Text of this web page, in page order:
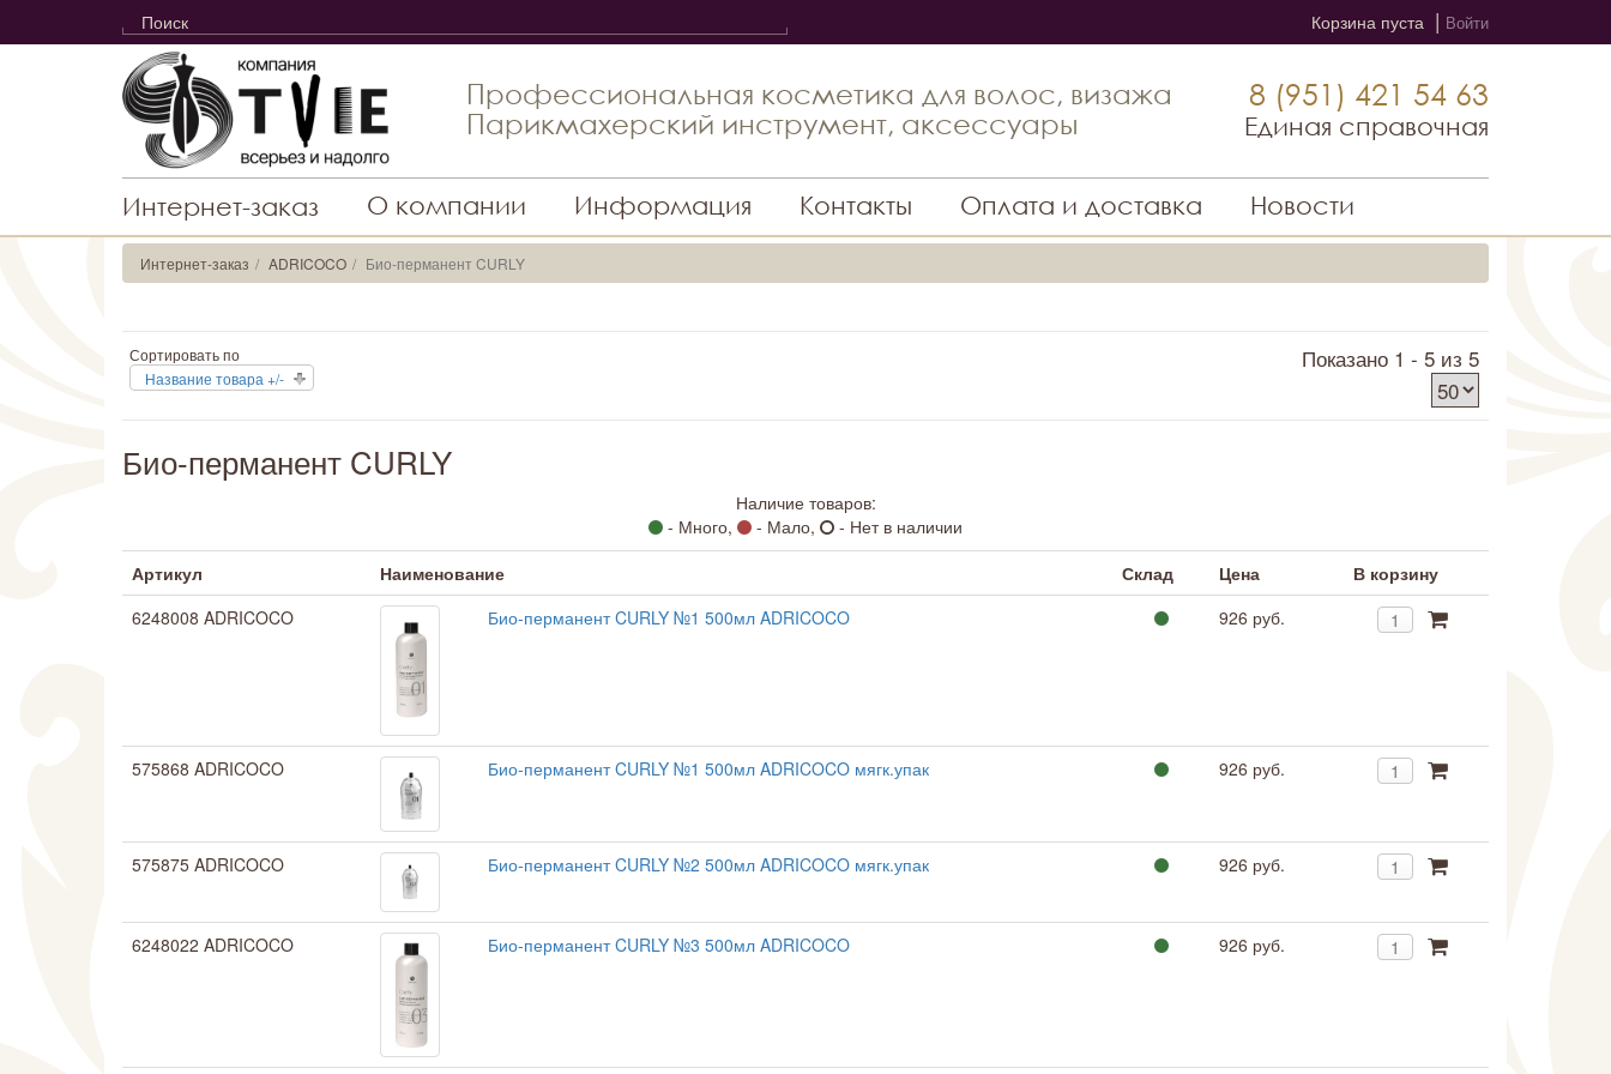
Корзина пуста | Войти
Профессиональная косметика для волос, визажа
Парикмахерский инструмент, аксессуары
8 (951) 421 54 63
Единая справочная
Интернет-заказ О компании Информация Контакты Оплата и доставка Новости
Интернет-заказ ADRICOCO Био-перманент CURLY
Сортировать по
Название товара +/-
Показано 1 - 5 из 5
Био-перманент CURLY
Наличие товаров:
- Много,
- Мало,
- Нет в наличии
Артикул
Наименование Склад Цена
В корзину
6248008 ADRICOCO
Био-перманент CURLY №1 500мл ADRICOCO 926 руб.
575868 ADRICOCO Био-перманент CURLY №1 500мл ADRICOCO мягк.упак 926 руб.
575875 ADRICOCO Био-перманент CURLY №2 500мл ADRICOCO мягк.упак 926 руб.
6248022 ADRICOCO Био-перманент CURLY №3 500мл ADRICOCO 926 руб.